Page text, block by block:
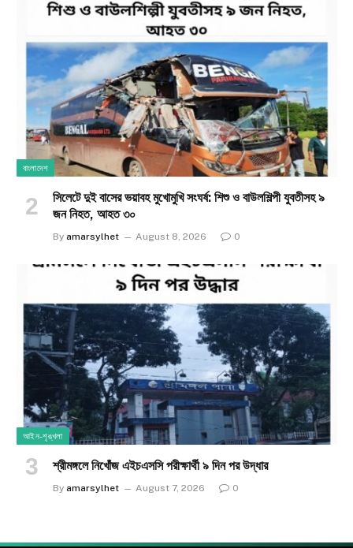
বাংলাদেশ
সিলেটে দুই বাসের ভয়াবহ মুখোমুখি সংঘর্ষ: শিশু ও বাউলশিল্পী যুবতীসহ ৯
জন নিহত, আহত ৩০
By amarsylhet August 8, 2026 0
আইন-শৃঙ্খলা
শ্রীমঙ্গলে নিখোঁজ এইচএসসি পরীক্ষার্থী ৯ দিন পর উদ্ধার
By amarsylhet August 7, 2026 0